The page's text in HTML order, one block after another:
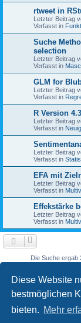
Diese Website
bestmöglichen
bieten. Mehr
rtweet in
Letzter Beitrag
Verfasst in
Suche
selection
Letzter Beitrag
Verfasst in
GLM for
Letzter Beitrag
Verfasst in
R Version
Letzter Beitrag
Verfasst in
Letzter Beitrag
Verfasst in
EFA mit
Letzter Beitrag
Verfasst in
Effekstärke
Letzter Beitrag
Verfasst in
Die Suche ergab